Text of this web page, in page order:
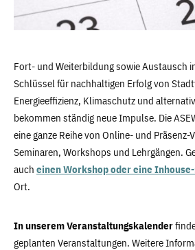
Fort- und Weiterbildung sowie Austausch
Schlüssel für nachhaltigen Erfolg von
Energieeffizienz, Klimaschutz und
bekommen ständig neue Impulse. Die
eine ganze Reihe von Online- und
Seminaren, Workshops und Lehrgängen.
auch einen Workshop oder eine
Ort.
In unserem Veranstaltungskalender
geplanten Veranstaltungen. Weitere